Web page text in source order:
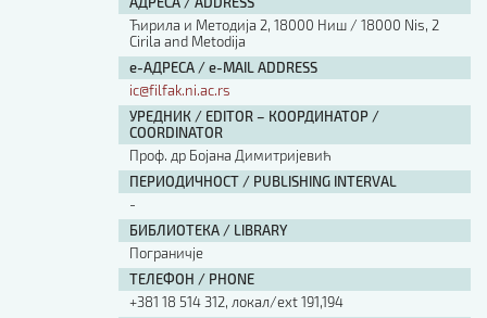
Ћирила и Методија 2, 18000 Ниш / 18000 Nis, 2
Cirila and Metodija
е-АДРЕСА / e-MAIL ADDRESS
ic@filfak.ni.ac.rs
УРЕДНИК / EDITOR – КООРДИНАТОР /
COORDINATOR
Проф. др Бојана Димитријевић
ПЕРИОДИЧНОСТ / PUBLISHING INTERVAL
-
БИБЛИОТЕКА / LIBRARY
Пограничје
ТЕЛЕФОН / PHONE
+381 18 514 312, локал/ext 191,194